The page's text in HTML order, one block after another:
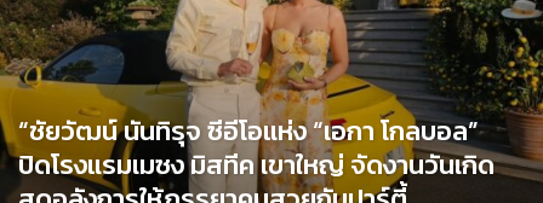
“ชัยวัฒน์ นันทิรุจ ซีอีโอแห่ง “เอกา โกลบอล”
ปิดโรงแรมเมซง มิสทีค เขาใหญ่ จัดงานวันเกิด